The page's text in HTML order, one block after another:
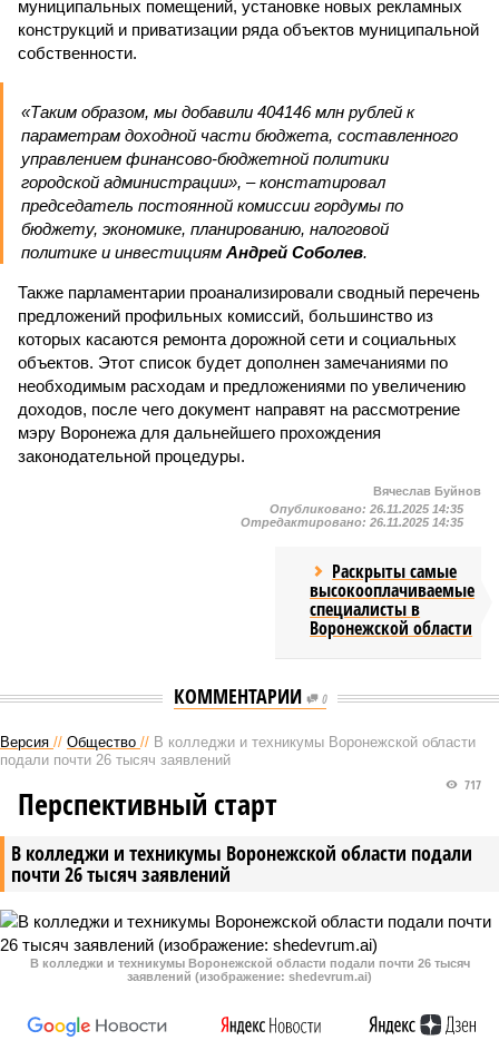
муниципальных помещений, установке новых рекламных
конструкций и приватизации ряда объектов муниципальной
собственности.
«Таким образом, мы добавили 404146 млн рублей к
параметрам доходной части бюджета, составленного
управлением финансово-бюджетной политики
городской администрации», – констатировал
председатель постоянной комиссии гордумы по
бюджету, экономике, планированию, налоговой
политике и инвестициям Андрей Соболев.
Также парламентарии проанализировали сводный перечень
предложений профильных комиссий, большинство из
которых касаются ремонта дорожной сети и социальных
объектов. Этот список будет дополнен замечаниями по
необходимым расходам и предложениями по увеличению
доходов, после чего документ направят на рассмотрение
мэру Воронежа для дальнейшего прохождения
законодательной процедуры.
Вячеслав Буйнов
Опубликовано: 26.11.2025 14:35
Отредактировано: 26.11.2025 14:35
Раскрыты самые
высокооплачиваемые
специалисты в
Воронежской области
КОММЕНТАРИИ 0
Версия // Общество // В колледжи и техникумы Воронежской области
подали почти 26 тысяч заявлений
В колледжи и техникумы Воронежской области подали
почти 26 тысяч заявлений
717
Перспективный старт
В колледжи и техникумы Воронежской области подали почти 26 тысяч
заявлений (изображение: shedevrum.ai)